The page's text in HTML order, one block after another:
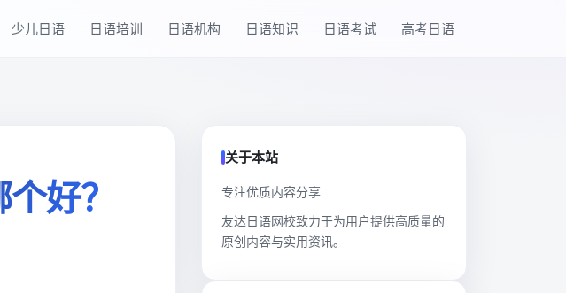
少儿日语 日语培训 日语机构 日语知识 日语考试 高考日语
好？
关于本站
专注优质内容分享
友达日语网校致力于为用户提供高质量的
原创内容与实用资讯。